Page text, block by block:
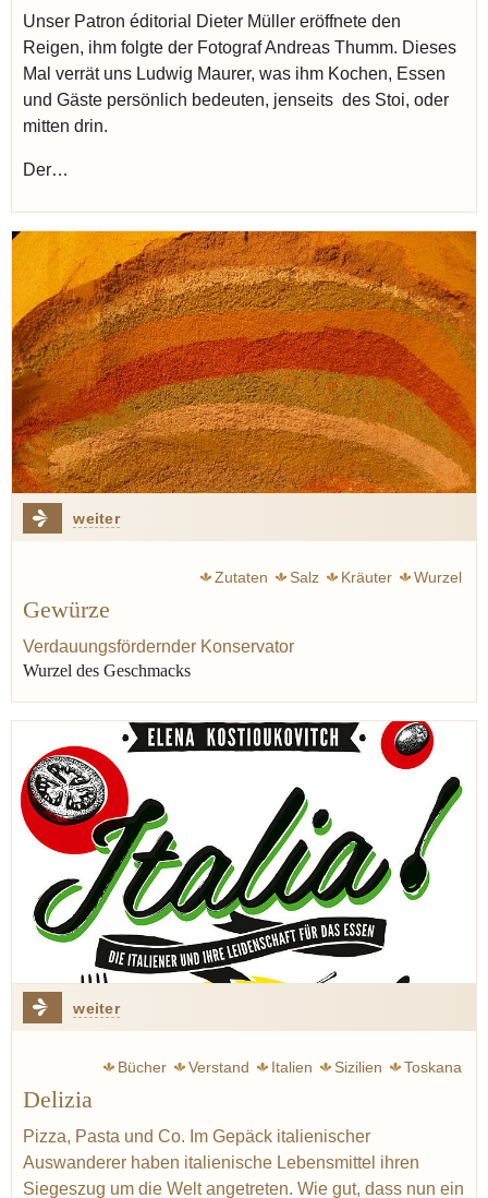
Unser Patron éditorial Dieter Müller eröffnete den
Reigen, ihm folgte der Fotograf Andreas Thumm. Dieses
Mal verrät uns Ludwig Maurer, was ihm Kochen, Essen
und Gäste persönlich bedeuten, jenseits des Stoi, oder
mitten drin.
Der…
weiter
Zutaten Salz Kräuter Wurzel
Gewürze
Verdauungsfördernder Konservator
Wurzel des Geschmacks
weiter
Bücher Verstand Italien Sizilien
Toskana
Delizia
Pizza, Pasta und Co. Im Gepäck italienischer
Auswanderer haben italienische Lebensmittel ihren
Siegeszug um die Welt angetreten. Wie gut, dass nun ein